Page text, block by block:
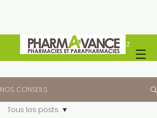
Vous êtes un professionel de santé ?
Découvrez Pharmavance Groupe
NOS CONSEILS
Tous les posts